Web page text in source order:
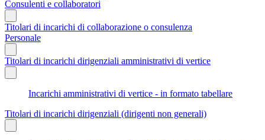
Consulenti e collaboratori
Titolari di incarichi di collaborazione o consulenza
Personale
Titolari di incarichi dirigenziali amministrativi di vertice
Incarichi amministrativi di vertice - in formato tabellare
Titolari di incarichi dirigenziali (dirigenti non generali)